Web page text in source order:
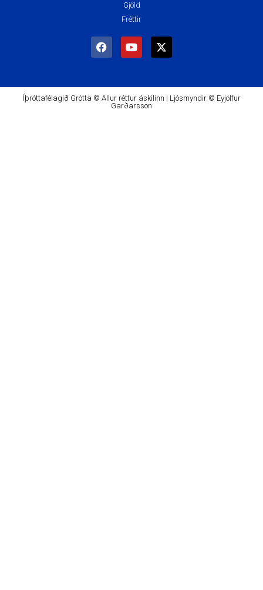
Gjöld
Fréttir
Íþróttafélagið Grótta © Allur réttur áskilinn | Ljósmyndir © Eyjólfur
Garðarsson